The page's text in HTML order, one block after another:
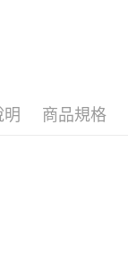
明 商品規格